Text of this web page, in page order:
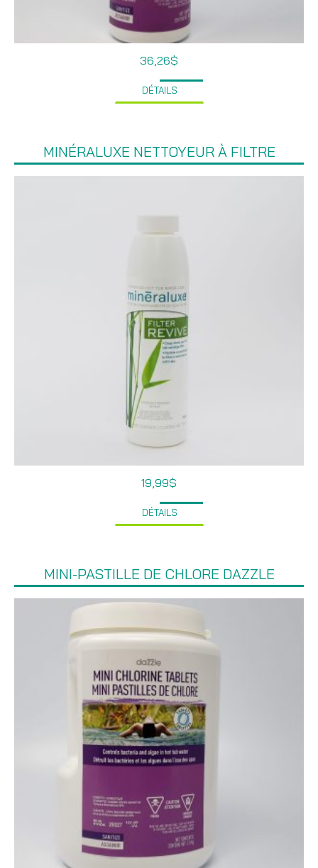
36,26$
DÉTAILS
MINÉRALUXE NETTOYEUR À FILTRE
19,99$
DÉTAILS
MINI-PASTILLE DE CHLORE DAZZLE